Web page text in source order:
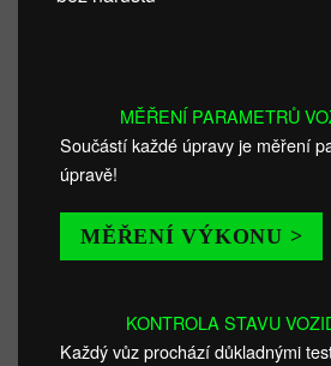
MĚŘENÍ PARAMETRŮ
Součástí každé úpravy je měření
úpravě!
MĚŘENÍ VÝKONU >
KONTROLA STAVU
Každý vůz prochází důkladnými